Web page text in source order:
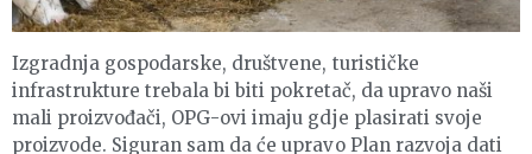
Izgradnja gospodarske, društvene, turističke
infrastrukture trebala bi biti pokretač, da upravo naši
mali proizvođači, OPG-ovi imaju gdje plasirati svoje
proizvode. Siguran sam da će upravo Plan razvoja dati